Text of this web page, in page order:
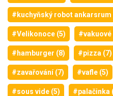
#kuchyňský robot ankarsrum
#Velikonoce (5) #vakuové
#hamburger (8) #pizza (7)
#zavařování (7) #vafle (5)
#sous vide (5) #palačinka